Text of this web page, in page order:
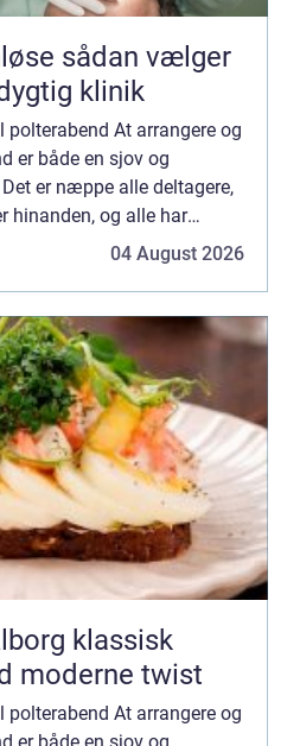
vælger
klinik
At arrangere og
er både en sjov og
er næppe alle deltagere,
hinanden, og alle har
og ønsker for dagen.
04 August 2026
moderne twist
At arrangere og